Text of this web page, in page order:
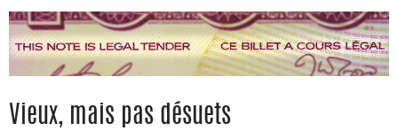
Vieux, mais pas désuets